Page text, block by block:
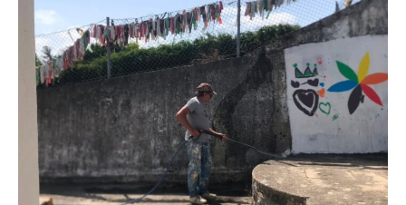
12 meses
Acesso ao conteúdo online
Acesso aos conteúdos Exclusivos para
assinantes
Ofertas para assinatura anual